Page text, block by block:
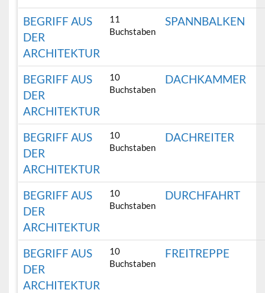
BEGRIFF AUS
DER
ARCHITEKTUR
11
Buchstaben
SPANNBALKEN
BEGRIFF AUS
DER
ARCHITEKTUR
10
Buchstaben
DACHKAMMER
BEGRIFF AUS
DER
ARCHITEKTUR
10
Buchstaben
DACHREITER
BEGRIFF AUS
DER
ARCHITEKTUR
10
Buchstaben
DURCHFAHRT
BEGRIFF AUS
DER
ARCHITEKTUR
10
Buchstaben
FREITREPPE